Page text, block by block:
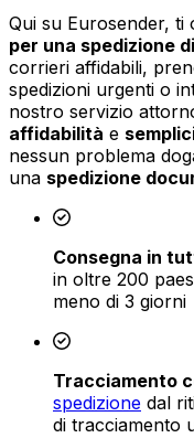
Qui su Eurosender,
per una spedizione
corrieri affidabili,
spedizioni urgenti o
nostro servizio
affidabilità e
nessun problema
una spedizione
Consegna in
in oltre 200
meno di 3 giorni
Tracciamento
spedizione dal
di tracciamento